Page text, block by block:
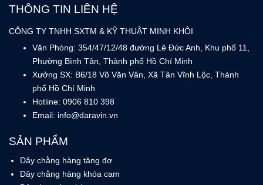
THÔNG TIN LIÊN HỆ
CÔNG TY TNHH SXTM & KỸ THUẬT MINH KHÔI
Văn Phòng: 354/47/12/48 đường Lê Đức Anh, Khu phố 11,
Phường Bình Tân, Thành phố Hồ Chí Minh
Xưởng SX: B6/18 Võ Văn Vân, Xã Tân Vĩnh Lộc, Thành
phố Hồ Chí Minh
Hotline: 0906 810 398
Email: info@daravin.vn
SẢN PHẨM
Dây chằng hàng tăng đơ
Dây chằng hàng khóa cam